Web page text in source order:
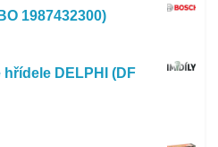
1987432300)
DELPHI (DF